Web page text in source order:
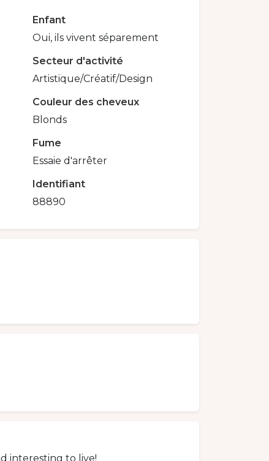
Enfant
Oui, ils vivent séparement
Secteur d'activité
Artistique/Créatif/Design
Couleur des cheveux
Blonds
Fume
Essaie d'arrêter
Identifiant
88890
interesting to live!